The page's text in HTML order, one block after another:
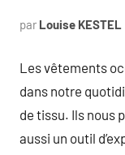
par Louise KESTEL
Les vêtements
dans notre
de tissu. Ils nous
aussi un outil